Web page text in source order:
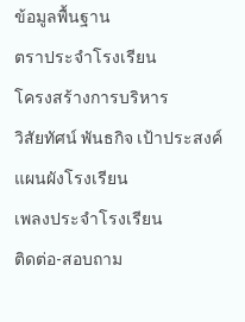
ข้อมูลพื้นฐาน
ตราประจำโรงเรียน
โครงสร้างการบริหาร
วิสัยทัศน์ พันธกิจ เป้าประสงค์
แผนผังโรงเรียน
เพลงประจำโรงเรียน
ติดต่อ-สอบถาม